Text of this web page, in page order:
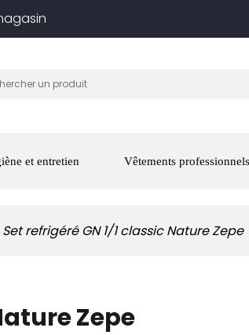
et entretien Vêtements professionnels
Set refrigéré GN 1/1 classic Nature Zepe
Zepe